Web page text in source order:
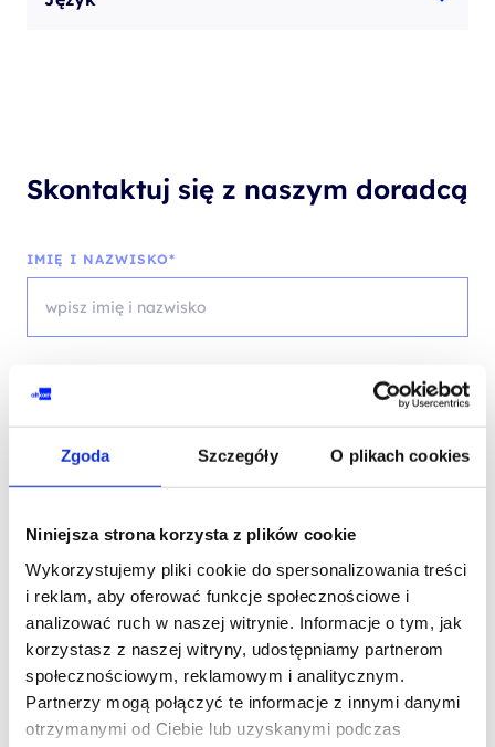
Zgoda Szczegóły O plikach cookies
Niniejsza strona korzysta z plików cookie
Wykorzystujemy pliki cookie do spersonalizowania treści
i reklam, aby oferować funkcje społecznościowe i
analizować ruch w naszej witrynie. Informacje o tym, jak
korzystasz z naszej witryny, udostępniamy partnerom
społecznościowym, reklamowym i analitycznym.
Partnerzy mogą połączyć te informacje z innymi danymi
otrzymanymi od Ciebie lub uzyskanymi podczas
Skontaktuj się z naszym doradcą
IMIĘ I NAZWISKO*
EMAIL*
WOJEWÓDZTWO*
wybierz województwo